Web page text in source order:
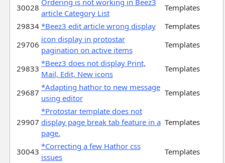
30028
article Category List
Templates
29834 *Beez3 edit article wrong display
Templates
29706
icon display in protostar
pagination on active items
Templates
29833
*Beez3 does not display Print,
Mail, Edit, New icons
Templates
29687
*Adapting hathor to new message
using editor
Templates
29907
*Protostar template does not
display page break tab feature in a
page.
Templates
30043
*Correcting a few Hathor css
issues
Templates